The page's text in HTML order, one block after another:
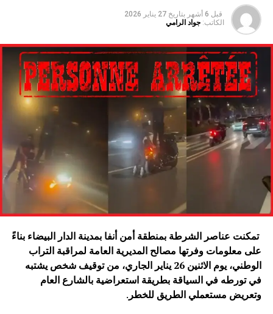
قبل 6 أشهر بتاريخ 27 يناير 2026
الكاتب: جواد الرامي
تمكنت عناصر الشرطة بمنطقة أمن أنفا بمدينة الدار البيضاء بناءً
على معلومات وفرتها مصالح المديرية العامة لمراقبة التراب
الوطني، يوم الاثنين 26 يناير الجاري، من توقيف شخص يشتبه
في تورطه في السياقة بطريقة استعراضية بالشارع العام
وتعريض مستعملي الطريق للخطر .